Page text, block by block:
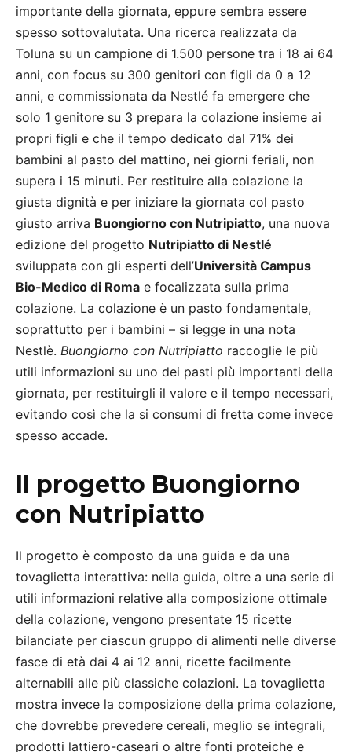
importante della giornata, eppure sembra essere
spesso sottovalutata. Una ricerca realizzata da
Toluna su un campione di 1.500 persone tra i 18 ai 64
anni, con focus su 300 genitori con figli da 0 a 12
anni, e commissionata da Nestlé fa emergere che
solo 1 genitore su 3 prepara la colazione insieme ai
propri figli e che il tempo dedicato dal 71% dei
bambini al pasto del mattino, nei giorni feriali, non
supera i 15 minuti. Per restituire alla colazione la
giusta dignità e per iniziare la giornata col pasto
giusto arriva Buongiorno con Nutripiatto, una nuova
edizione del progetto Nutripiatto di Nestlé
sviluppata con gli esperti dell’Università Campus
Bio-Medico di Roma e focalizzata sulla prima
colazione. La colazione è un pasto fondamentale,
soprattutto per i bambini – si legge in una nota
Nestlè. Buongiorno con Nutripiatto raccoglie le più
utili informazioni su uno dei pasti più importanti della
giornata, per restituirgli il valore e il tempo necessari,
evitando così che la si consumi di fretta come invece
spesso accade.
Il progetto Buongiorno
con Nutripiatto
Il progetto è composto da una guida e da una
tovaglietta interattiva: nella guida, oltre a una serie di
utili informazioni relative alla composizione ottimale
della colazione, vengono presentate 15 ricette
bilanciate per ciascun gruppo di alimenti nelle diverse
fasce di età dai 4 ai 12 anni, ricette facilmente
alternabili alle più classiche colazioni. La tovaglietta
mostra invece la composizione della prima colazione,
che dovrebbe prevedere cereali, meglio se integrali,
prodotti lattiero-caseari o altre fonti proteiche e